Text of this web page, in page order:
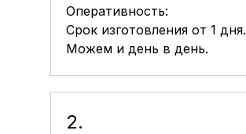
2.
Оперативность:
Срок изготовления от 1 дня.
Можем и день в день.